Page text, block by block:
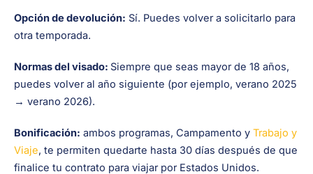
Opción de devolución: Sí. Puedes volver a solicitarlo para
otra temporada.
Normas del visado: Siempre que seas mayor de 18 años,
puedes volver al año siguiente (por ejemplo, verano 2025
→ verano 2026).
Bonificación: ambos programas, Campamento y Trabajo y
Viaje, te permiten quedarte hasta 30 días después de que
finalice tu contrato para viajar por Estados Unidos.